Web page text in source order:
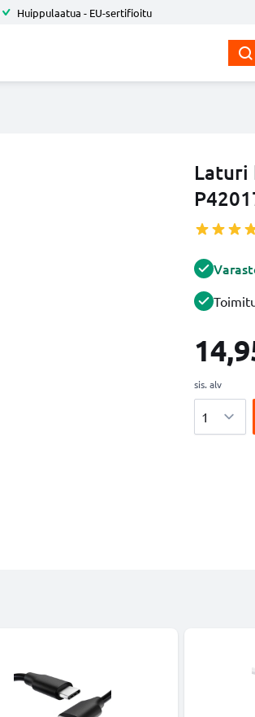
Huippulaatua - EU-sertifioitu
Laturi
sis. alv